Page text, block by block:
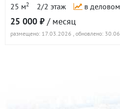
25 м2 2/2 этаж в
25 000 ₽ / месяц
размещено: 17.03.2026 , обновлено: